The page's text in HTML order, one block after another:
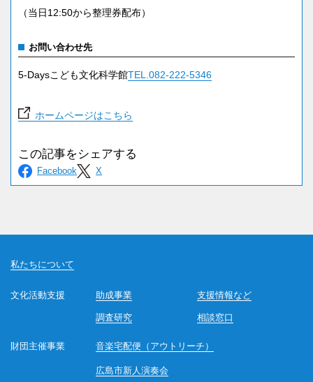
（当日12:50から整理券配布）
お問い合わせ先
5-Daysこども文化科学館TEL.082-222-5346
ホームページはこちら
私たちについて
文化活動支援 助成事業
調査研究 相談窓口
支援情報など
財団主催事業 音楽宅配便（アウトリーチ）
広島市新人演奏会